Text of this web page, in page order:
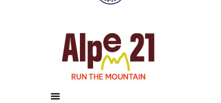
Résultats
Galerie
Infos pratiques